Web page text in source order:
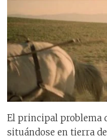
El principal problema
situándose en tierra